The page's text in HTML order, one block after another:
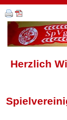
Herzlich